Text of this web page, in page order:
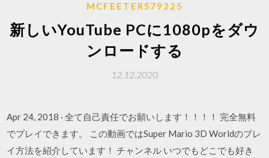
MCFEETERS79225
新しいYouTube PCに1080pをダウ
ンロードする
12.12.2020
Apr 24, 2018 · 全て自己責任でお願いします！！！！ 完全無料
でプレイできます。 この動画ではSuper Mario 3D Worldのプレ
イ方法を紹介しています！ チャンネル いつでもどこでも好き